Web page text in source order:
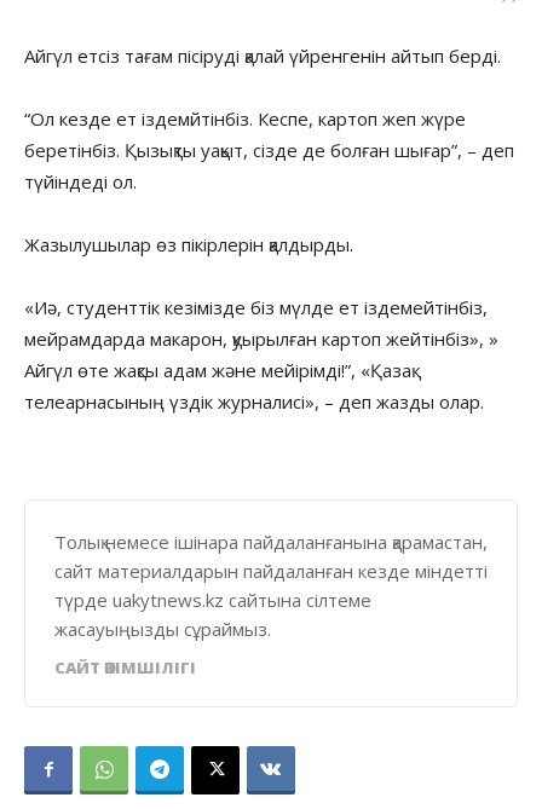
Айгүл етсіз тағам пісіруді қалай үйренгенін айтып берді.
“Ол кезде ет іздемйтінбіз. Кеспе, картоп жеп жүре
беретінбіз. Қызықты уақыт, сізде де болған шығар”, – деп
түйіндеді ол.
Жазылушылар өз пікірлерін қалдырды.
«Иә, студенттік кезімізде біз мүлде ет іздемейтінбіз,
мейрамдарда макарон, қуырылған картоп жейтінбіз», »
Айгүл өте жақсы адам және мейірімді!”, «Қазақ
телеарнасының үздік журналисі», – деп жазды олар.
Толық немесе ішінара пайдаланғанына қарамастан,
сайт материалдарын пайдаланған кезде міндетті
түрде uakytnews.kz сайтына сілтеме
жасауыңызды сұраймыз.
САЙТ ӘКІМШІЛІГІ